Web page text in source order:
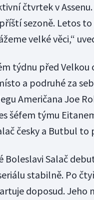
čtvrtek v
sezoně. Letos
velké věci,“
týdnu před Velkou
a podruhé za
Američana Joe
šéfem týmu
česky a Butbul
Boleslavi Salač
stabilně. Po
doposud. Jeho